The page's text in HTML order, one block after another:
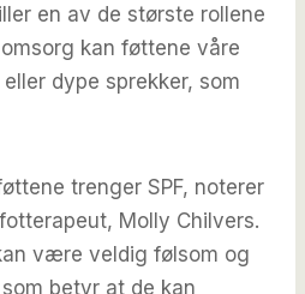
en av de største rollene
kan føttene våre
dype sprekker, som
trenger SPF, noterer
Molly Chilvers.
være veldig følsom og
betyr at de kan